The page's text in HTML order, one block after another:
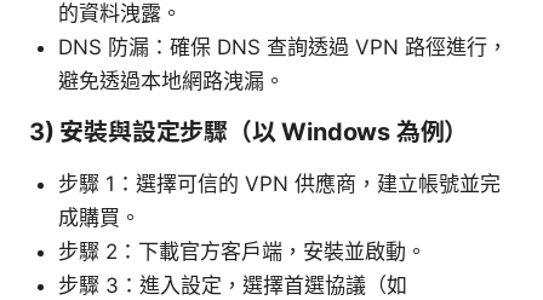
的資料洩露。
DNS 防漏：確保 DNS 查詢透過 VPN 路徑進行，
避免透過本地網路洩漏。
3) 安裝與設定步驟（以 Windows 為例）
步驟 1：選擇可信的 VPN 供應商，建立帳號並完
成購買。
步驟 2：下載官方客戶端，安裝並啟動。
步驟 3：進入設定，選擇首選協議（如